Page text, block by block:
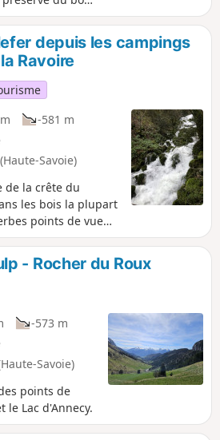
naturelle du
une
de nature
est traversé
Morte et l’Ire,
depuis les campings
Ravoire
-581 m
Savoie)
de la crête du
les bois la plupart
points de vue
Montée raide vers
technique en
peuvent être
- Rocher du Roux
-573 m
Savoie)
points de
le Lac d'Annecy.